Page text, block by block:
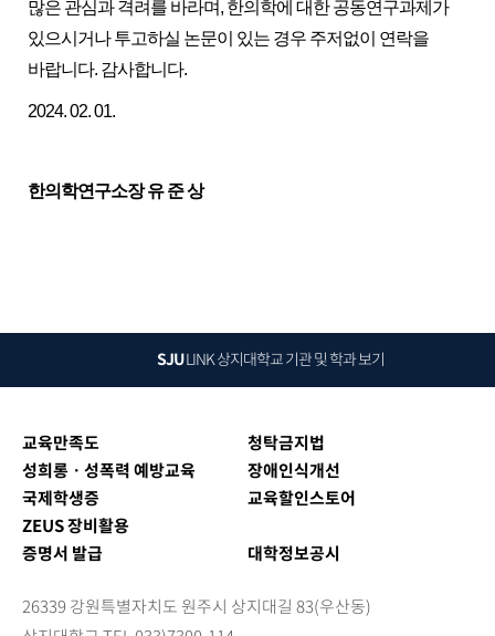
많은 관심과 격려를 바라며, 한의학에 대한 공동연구과제가
있으시거나 투고하실 논문이 있는 경우 주저없이 연락을
바랍니다. 감사합니다.
2024. 02. 01.
한의학연구소장 유 준 상
SJULINK상지대학교 기관 및 학과 보기
교육만족도
청탁금지법
성희롱ㆍ성폭력 예방교육
장애인식개선
국제학생증
교육할인스토어
ZEUS 장비활용
증명서 발급
대학정보공시
26339 강원특별자치도 원주시 상지대길 83(우산동)